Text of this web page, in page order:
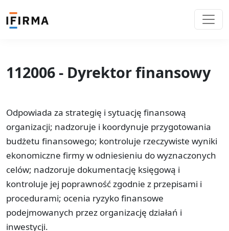
112006 - Dyrektor finansowy
Odpowiada za strategię i sytuację finansową
organizacji; nadzoruje i koordynuje przygotowania
budżetu finansowego; kontroluje rzeczywiste wyniki
ekonomiczne firmy w odniesieniu do wyznaczonych
celów; nadzoruje dokumentację księgową i
kontroluje jej poprawność zgodnie z przepisami i
procedurami; ocenia ryzyko finansowe
podejmowanych przez organizację działań i
inwestycji.